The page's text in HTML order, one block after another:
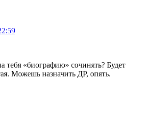
тебя «биографию» сочинять? Будет
Можешь назначить ДР, опять.